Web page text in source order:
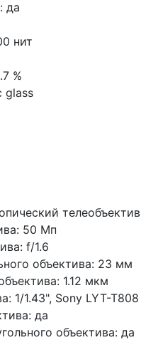
да
нит
%
glass
50 Мп
f/1.6
объектива: 23 мм
1.12 мкм
1/1.43", Sony LYT-T808
да
объектива: да